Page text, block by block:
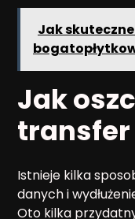
Jak
Jak
Istnieje kilka
danych i
Oto kilka